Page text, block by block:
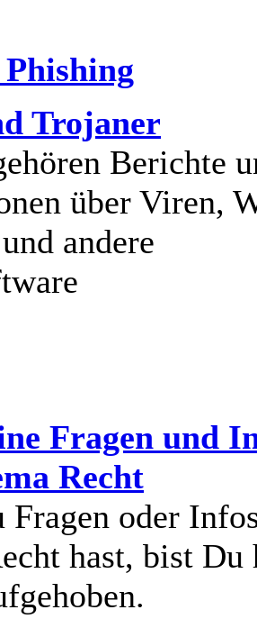
Trojaner
Berichte
über Viren,
andere
Fragen und
Recht
Fragen oder
hast, bist Du